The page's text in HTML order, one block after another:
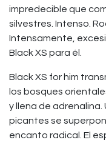
impredecible que
silvestres. Intenso.
Intensamente,
Black XS para él.
Black XS for him
los bosques
y llena de
picantes se
encanto radical. El